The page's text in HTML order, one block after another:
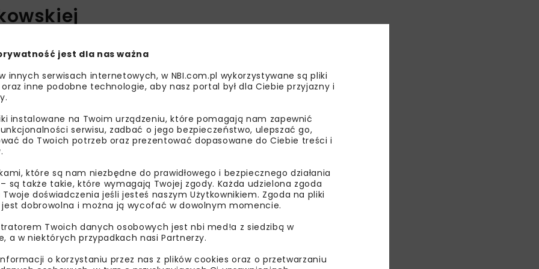
Projekt obejmuje zagospodarowanie atrakcyjnie położonego
Miasta ma być przeznaczony pod zabudowę usługową.
biznesowym. W planach wskazano obiekty mieszkaniowe,
czyli segment PRS.
jest dla nas ważna
innych serwisach internetowych, w NBI.com.pl wykorzystywane są pliki
inne podobne technologie, aby nasz portal był dla Ciebie przyjazny i
instalowane na Twoim urządzeniu, które pomagają nam zapewnić
serwisu, zadbać o jego bezpieczeństwo, ulepszać go,
do Twoich potrzeb oraz prezentować dopasowane do Ciebie treści i
które są nam niezbędne do prawidłowego i bezpiecznego działania
są także takie, które wymagają Twojej zgody. Każda udzielona zgoda
doświadczenia jeśli jesteś naszym Użytkownikiem. Zgoda na pliki
dobrowolna i można ją wycofać w dowolnym momencie.
Twoich danych osobowych jest nbi med!a z siedzibą w
a w niektórych przypadkach nasi Partnerzy.
o korzystaniu przez nas z plików cookies oraz o przetwarzaniu